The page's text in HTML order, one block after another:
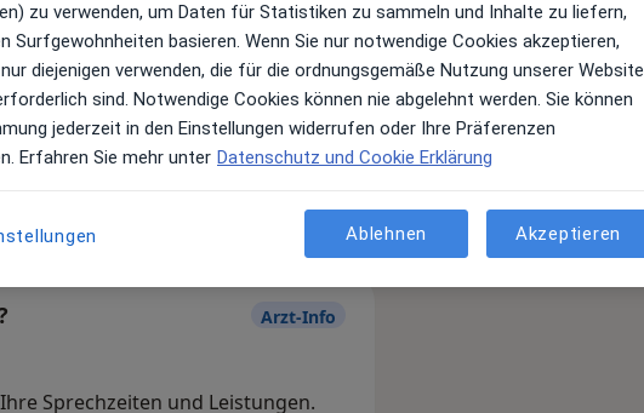
und Kosten
über Leistungen
Arzt-Info
Sprechzeiten und Leistungen.
zu verwenden, um Daten für Statistiken zu sammeln und Inhalte zu liefern,
Surfgewohnheiten basieren. Wenn Sie nur notwendige Cookies akzeptieren,
diejenigen verwenden, die für die ordnungsgemäße Nutzung unserer Website
sind. Notwendige Cookies können nie abgelehnt werden. Sie können
jederzeit in den Einstellungen widerrufen oder Ihre Präferenzen
Erfahren Sie mehr unter Datenschutz und Cookie Erklärung
Ablehnen Akzeptieren